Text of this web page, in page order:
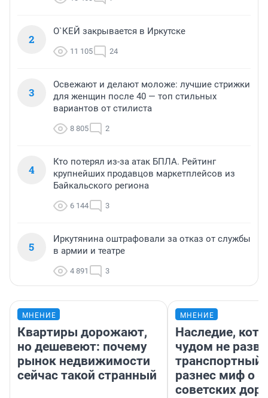
2
О`КЕЙ закрывается в Иркутске
11 105 24
3
Освежают и делают моложе: лучшие стрижки
для женщин после 40 — топ стильных
вариантов от стилиста
8 805 2
4
Кто потерял из-за атак БПЛА. Рейтинг
крупнейших продавцов маркетплейсов из
Байкальского региона
6 144 3
5
Иркутянина оштрафовали за отказ от службы
в армии и театре
4 891 3
МНЕНИЕ
Квартиры дорожают,
но дешевеют: почему
рынок недвижимости
сейчас такой странный
МНЕНИЕ
Наследие,
чудом не
транспортный
разнес миф о
советских